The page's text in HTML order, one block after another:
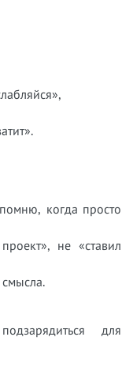
когда просто
не «ставил
для